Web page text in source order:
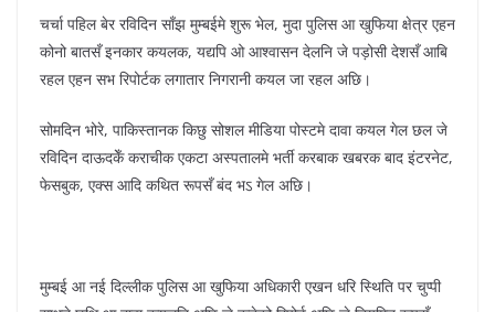
चर्चा पहिल बेर रविदिन साँझ मुम्बईमे शुरू भेल, मुदा पुलिस आ खुफिया क्षेत्र एहन
कोनो बातसँ इनकार कयलक, यद्यपि ओ आश्वासन देलनि जे पड़ोसी देशसँ आबि
रहल एहन सभ रिपोर्टक लगातार निगरानी कयल जा रहल अछि।
सोमदिन भोरे, पाकिस्तानक किछु सोशल मीडिया पोस्टमे दावा कयल गेल छल जे
रविदिन दाऊदकेँ कराचीक एकटा अस्पतालमे भर्ती करबाक खबरक बाद इंटरनेट,
फेसबुक, एक्स आदि कथित रूपसँ बंद भऽ गेल अछि।
मुम्बई आ नई दिल्लीक पुलिस आ खुफिया अधिकारी एखन धरि स्थिति पर चुप्पी